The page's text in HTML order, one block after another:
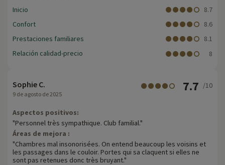
Inicio
8.7
Confort
8.6
Prestaciones familiares
8.1
Relación calidad-precio
8
Sophie C.
9 de agosto de 2025
7.7 /10
Aspectos positivos:
"Personnel très sympathique. Club familial."
Áreas de mejora :
"Chambres mal insonorisées. On entend beaucoup les voisins et
les passages dans le couloir. Portes qui sa claquent si elles ne
sont pas retenues donc très bruyant."